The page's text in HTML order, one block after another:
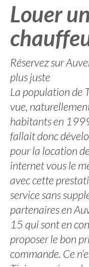
Louer
Réservez sur
plus juste
La population de
vue,
habitants en
fallait donc
pour la location
internet vous le
avec cette
service sans
partenaires en
15 qui sont en
proposer le bon
commande. Ce